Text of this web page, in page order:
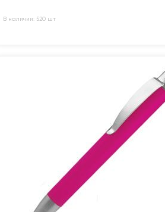
В наличии: 520 шт